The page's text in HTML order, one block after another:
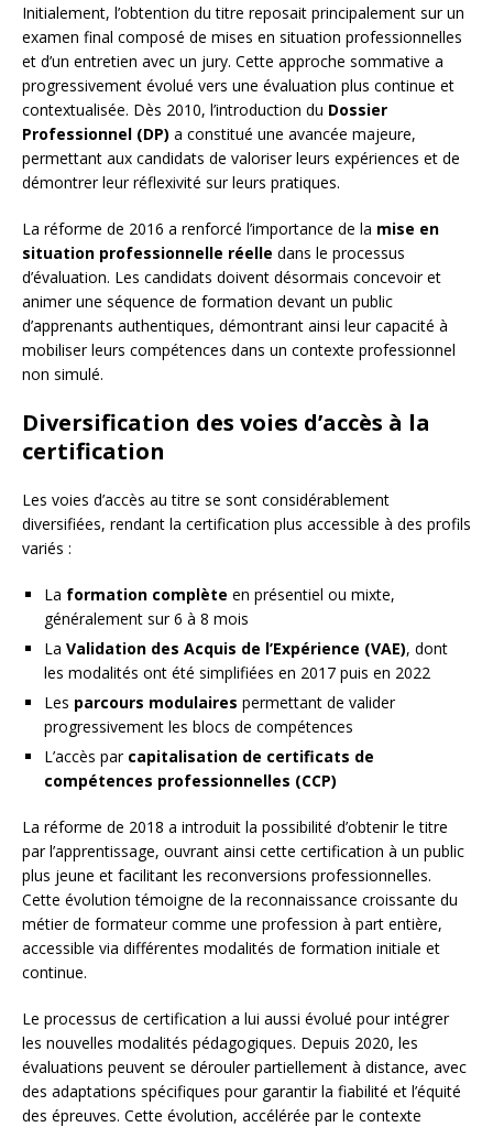
Initialement, l’obtention du titre reposait principalement sur un
examen final composé de mises en situation professionnelles
et d’un entretien avec un jury. Cette approche sommative a
progressivement évolué vers une évaluation plus continue et
contextualisée. Dès 2010, l’introduction du Dossier
Professionnel (DP) a constitué une avancée majeure,
permettant aux candidats de valoriser leurs expériences et de
démontrer leur réflexivité sur leurs pratiques.
La réforme de 2016 a renforcé l’importance de la mise en
situation professionnelle réelle dans le processus
d’évaluation. Les candidats doivent désormais concevoir et
animer une séquence de formation devant un public
d’apprenants authentiques, démontrant ainsi leur capacité à
mobiliser leurs compétences dans un contexte professionnel
non simulé.
Diversification des voies d’accès à la
certification
Les voies d’accès au titre se sont considérablement
diversifiées, rendant la certification plus accessible à des profils
variés :
La formation complète en présentiel ou mixte,
généralement sur 6 à 8 mois
La Validation des Acquis de l’Expérience (VAE), dont
les modalités ont été simplifiées en 2017 puis en 2022
Les parcours modulaires permettant de valider
progressivement les blocs de compétences
L’accès par capitalisation de certificats de
compétences professionnelles (CCP)
La réforme de 2018 a introduit la possibilité d’obtenir le titre
par l’apprentissage, ouvrant ainsi cette certification à un public
plus jeune et facilitant les reconversions professionnelles.
Cette évolution témoigne de la reconnaissance croissante du
métier de formateur comme une profession à part entière,
accessible via différentes modalités de formation initiale et
continue.
Le processus de certification a lui aussi évolué pour intégrer
les nouvelles modalités pédagogiques. Depuis 2020, les
évaluations peuvent se dérouler partiellement à distance, avec
des adaptations spécifiques pour garantir la fiabilité et l’équité
des épreuves. Cette évolution, accélérée par le contexte